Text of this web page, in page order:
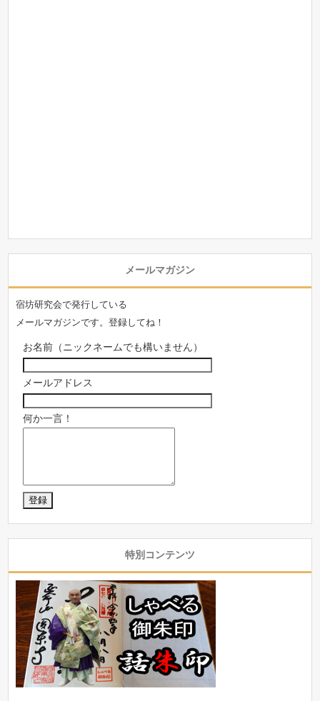
メールマガジン
宿坊研究会で発行している
メールマガジンです。登録してね！
お名前（ニックネームでも構いません）
メールアドレス
何か一言！
特別コンテンツ